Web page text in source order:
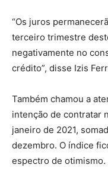
“Os juros
terceiro trimestre
negativamente no
crédito”, disse Izis
Também chamou a
intenção de contratar
janeiro de 2021,
dezembro. O índice
espectro de otimismo.